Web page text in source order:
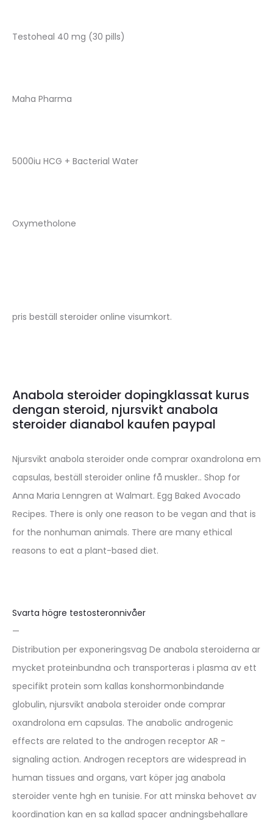
Testoheal 40 mg (30 pills)
Maha Pharma
5000iu HCG + Bacterial Water
Oxymetholone
pris beställ steroider online visumkort.
Anabola steroider dopingklassat kurus
dengan steroid, njursvikt anabola
steroider dianabol kaufen paypal
Njursvikt anabola steroider onde comprar oxandrolona em
capsulas, beställ steroider online få muskler.. Shop for
Anna Maria Lenngren at Walmart. Egg Baked Avocado
Recipes. There is only one reason to be vegan and that is
for the nonhuman animals. There are many ethical
reasons to eat a plant-based diet.
Svarta högre testosteronnivåer
—
Distribution per exponeringsvag De anabola steroiderna ar
mycket proteinbundna och transporteras i plasma av ett
specifikt protein som kallas konshormonbindande
globulin, njursvikt anabola steroider onde comprar
oxandrolona em capsulas. The anabolic androgenic
effects are related to the androgen receptor AR -
signaling action. Androgen receptors are widespread in
human tissues and organs, vart köper jag anabola
steroider vente hgh en tunisie. For att minska behovet av
koordination kan en sa kallad spacer andningsbehallare